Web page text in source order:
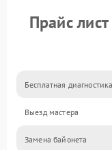
Прайс
Бесплатная диагностика
Выезд мастера
Замена байонета